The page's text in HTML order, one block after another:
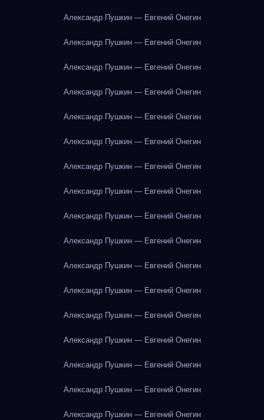
Александр Пушкин — Евгений Онегин
Александр Пушкин — Евгений Онегин
Александр Пушкин — Евгений Онегин
Александр Пушкин — Евгений Онегин
Александр Пушкин — Евгений Онегин
Александр Пушкин — Евгений Онегин
Александр Пушкин — Евгений Онегин
Александр Пушкин — Евгений Онегин
Александр Пушкин — Евгений Онегин
Александр Пушкин — Евгений Онегин
Александр Пушкин — Евгений Онегин
Александр Пушкин — Евгений Онегин
Александр Пушкин — Евгений Онегин
Александр Пушкин — Евгений Онегин
Александр Пушкин — Евгений Онегин
Александр Пушкин — Евгений Онегин
Александр Пушкин — Евгений Онегин